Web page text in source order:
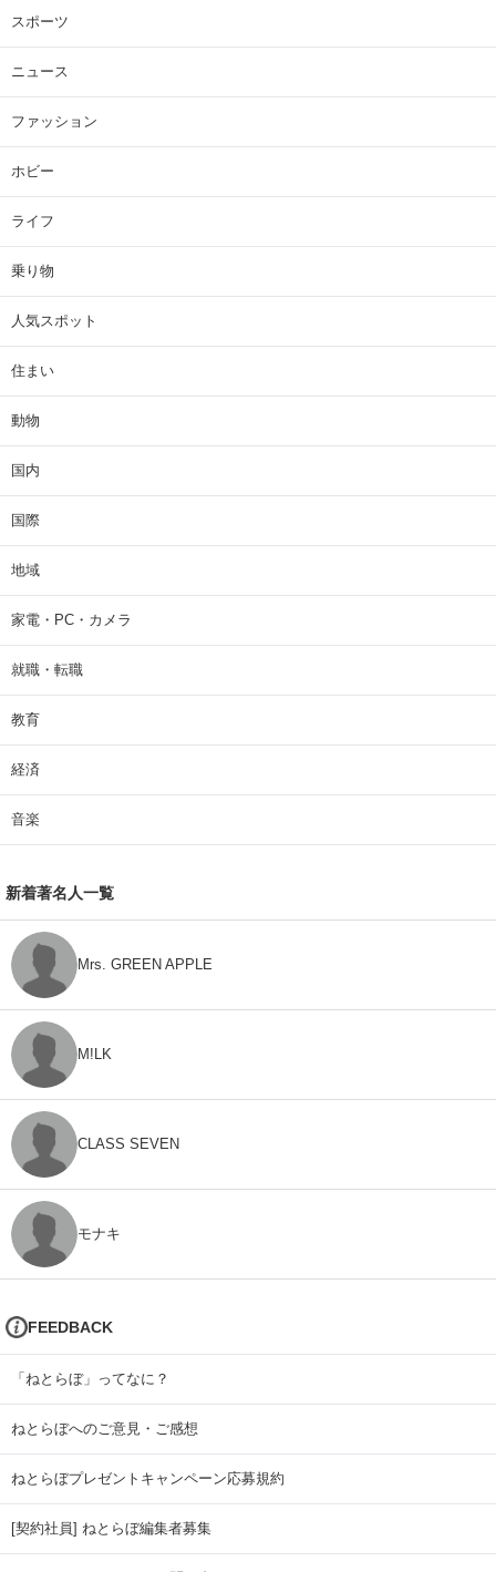
スポーツ
ニュース
ファッション
ホビー
ライフ
乗り物
人気スポット
住まい
動物
国内
国際
地域
家電・PC・カメラ
就職・転職
教育
経済
音楽
新着著名人一覧
Mrs. GREEN APPLE
M!LK
CLASS SEVEN
モナキ
FEEDBACK
「ねとらぼ」ってなに？
ねとらぼへのご意見・ご感想
ねとらぼプレゼントキャンペーン応募規約
[契約社員] ねとらぼ編集者募集